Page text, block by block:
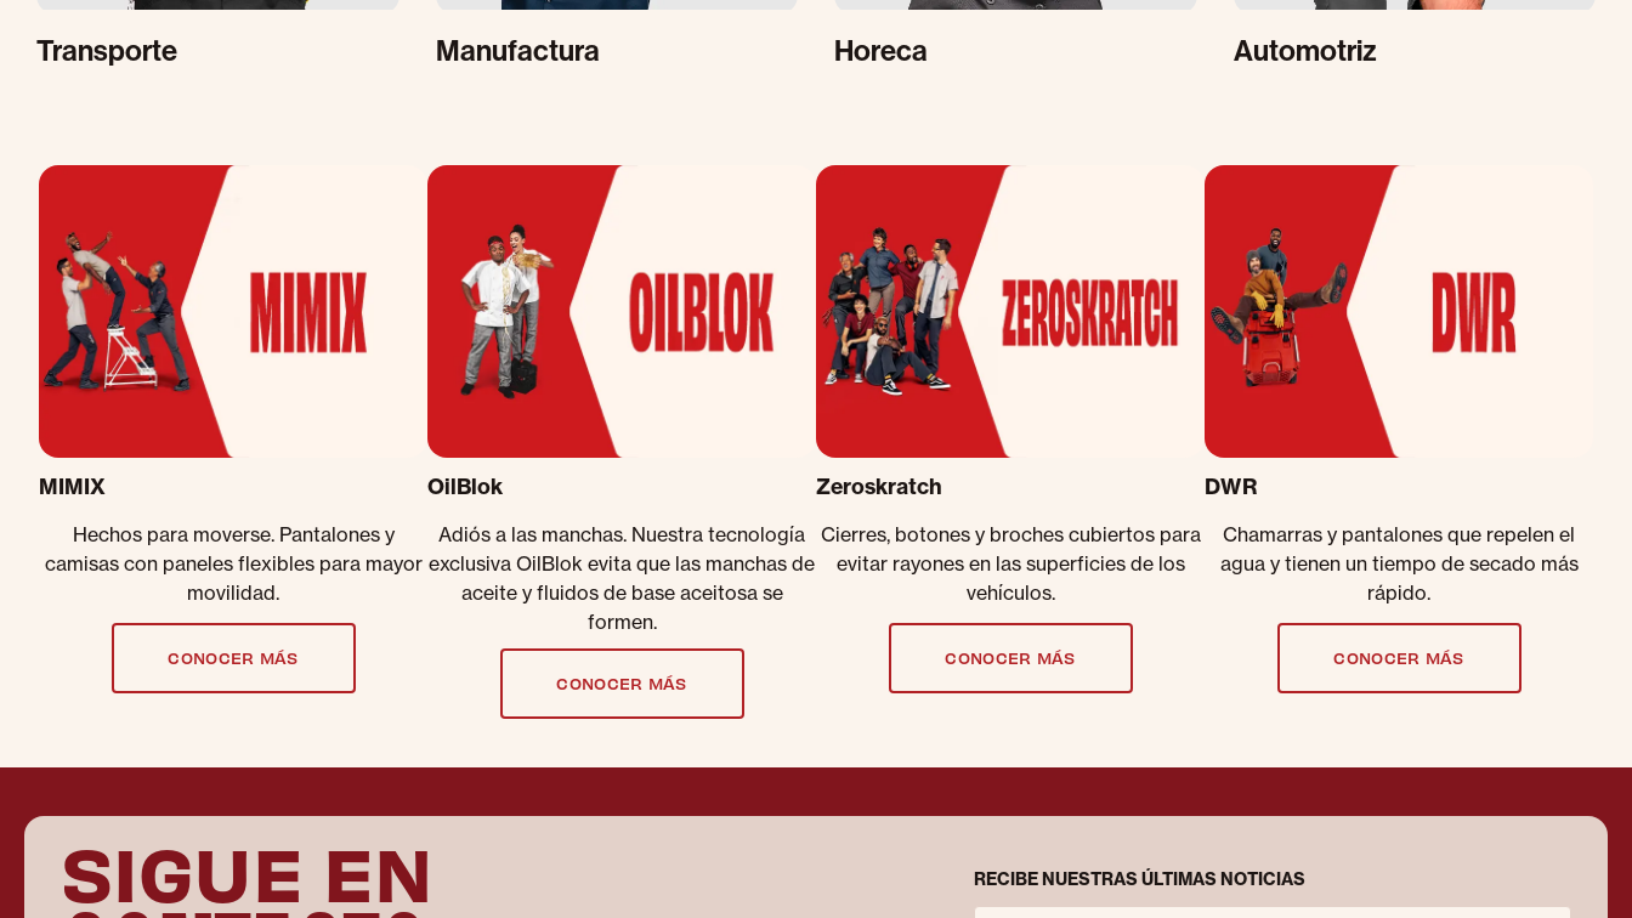
Transporte Manufactura Horeca Automotriz
MIMIX
Hechos para moverse. Pantalones y
camisas con paneles flexibles para mayor
movilidad.
CONOCER MÁS
OilBlok
Adiós a las manchas. Nuestra tecnología
exclusiva OilBlok evita que las manchas de
aceite y fluidos de base aceitosa se
formen.
CONOCER MÁS
Zeroskratch
Cierres, botones y broches cubiertos para
evitar rayones en las superficies de los
vehículos.
CONOCER MÁS
DWR
Chamarras y pantalones que repelen el
agua y tienen un tiempo de secado más
rápido.
CONOCER MÁS
SIGUE EN RECIBE NUESTRAS ÚLTIMAS NOTICIAS